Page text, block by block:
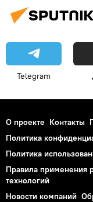
Telegram
О проекте Контакты
Политика
Политика
Правила применения
технологий
Новости компаний